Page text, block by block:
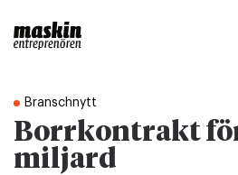
Branschnytt
Borrkontrakt
miljard